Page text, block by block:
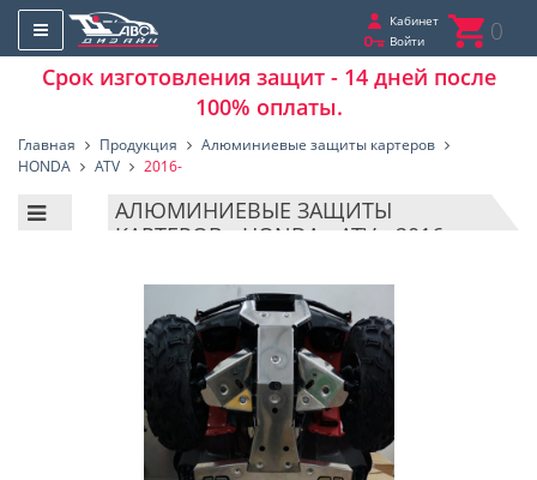
Кабинет
Войти
0
Срок изготовления защит - 14 дней после
100% оплаты.
Главная Продукция
Алюминиевые защиты картеров
HONDA
ATV 2016-
АЛЮМИНИЕВЫЕ ЗАЩИТЫ
КАРТЕРОВ - HONDA - ATV - 2016-